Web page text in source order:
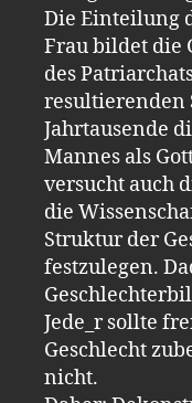
Die Einteilung
Frau bildet die
des
resultierenden
Jahrtausende
Mannes als
versucht auch
die
Struktur der
festzulegen.
Jede_r sollte
Geschlecht
nicht.